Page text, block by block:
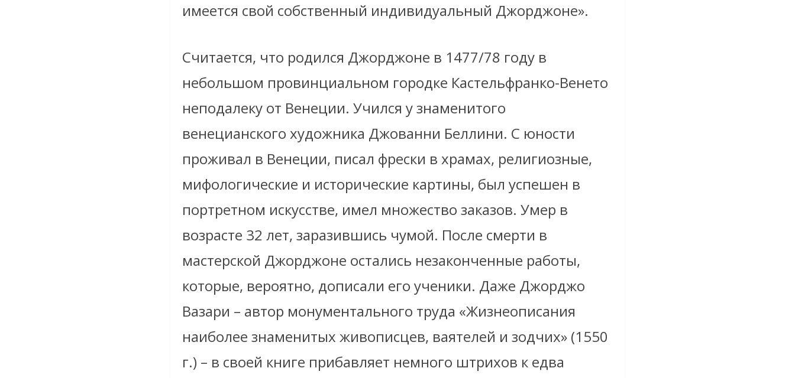
имеется свой собственный индивидуальный Джорджоне».
Считается, что родился Джорджоне в 1477/78 году в
небольшом провинциальном городке Кастельфранко-Венето
неподалеку от Венеции. Учился у знаменитого
венецианского художника Джованни Беллини. С юности
проживал в Венеции, писал фрески в храмах, религиозные,
мифологические и исторические картины, был успешен в
портретном искусстве, имел множество заказов. Умер в
возрасте 32 лет, заразившись чумой. После смерти в
мастерской Джорджоне остались незаконченные работы,
которые, вероятно, дописали его ученики. Даже Джорджо
Вазари – автор монументального труда «Жизнеописания
наиболее знаменитых живописцев, ваятелей и зодчих» (1550
г.) – в своей книге прибавляет немного штрихов к едва